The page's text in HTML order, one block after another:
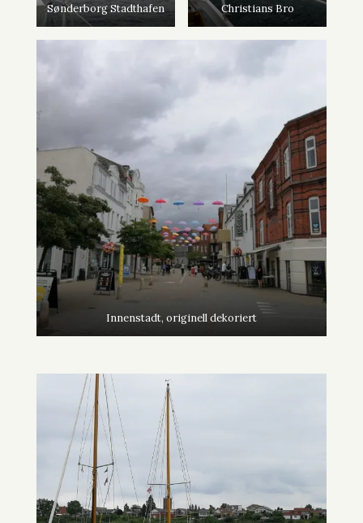
Sønderborg Stadthafen Christians Bro
Innenstadt, originell dekoriert